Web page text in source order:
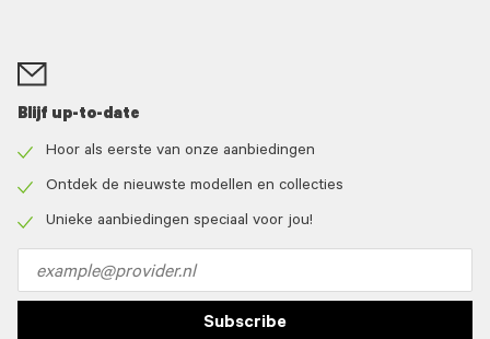
Blijf up-to-date
icon
Hoor als eerste van onze aanbiedingen
icon
Ontdek de nieuwste modellen en collecties
Unieke aanbiedingen speciaal voor jou!
address
Subscribe